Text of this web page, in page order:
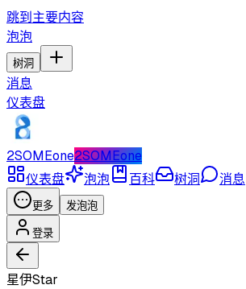
跳到主要内容
泡泡
树洞
消息
仪表盘
2SOMEone2SOMEone
仪表盘
泡泡 百科 树洞 消息
更多 发泡泡
登录
星伊Star